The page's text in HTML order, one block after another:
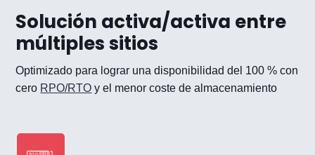
Solución activa/activa entre
múltiples sitios
Optimizado para lograr una disponibilidad del 100 % con
cero RPO/RTO y el menor coste de almacenamiento